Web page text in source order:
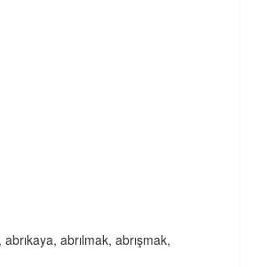
abrılmak, abrışmak,